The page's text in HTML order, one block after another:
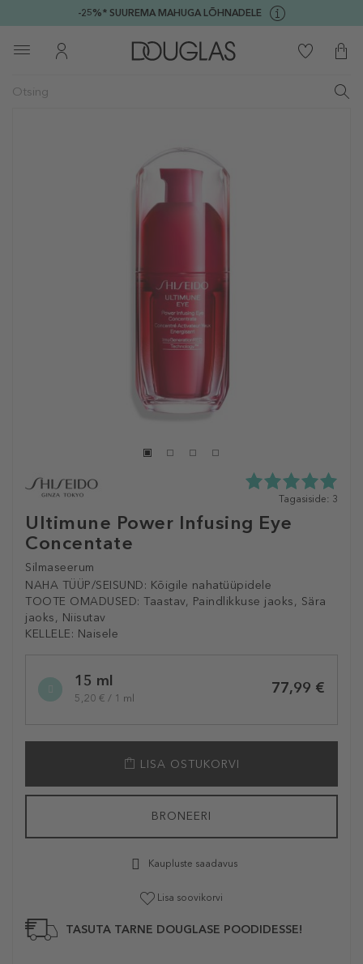
-25%* SUUREMA MAHUGA LÕHNADELE
Ultimune Power Infusing Eye
Concentate
Silmaseerum
NAHA TÜÜP/SEISUND: Kõigile nahatüüpidele
TOOTE OMADUSED: Taastav, Paindlikkuse jaoks, Sära
jaoks, Niisutav
KELLELE: Naisele
5.0
5st
Tagasiside: 3
variation15 ml
5,20 € / 1 ml
77,99 €
LISA OSTUKORVI
BRONEERI
Kaupluste saadavus
Lisa soovikorvi
TASUTA TARNE DOUGLASE POODIDESSE!